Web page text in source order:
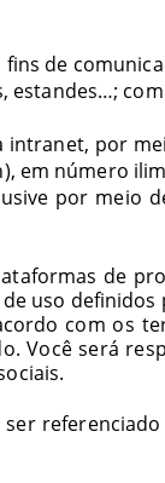
de
estandes…;
por
em número
por meio
de
uso
com os
Você será